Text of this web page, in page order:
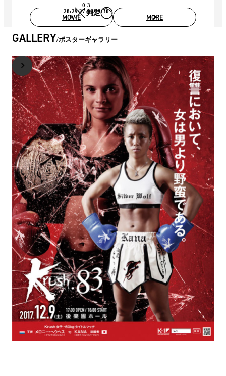
判定
0-3
28:29/27:30/29:30
MOVIE MORE
GALLERY ポスターギャラリー